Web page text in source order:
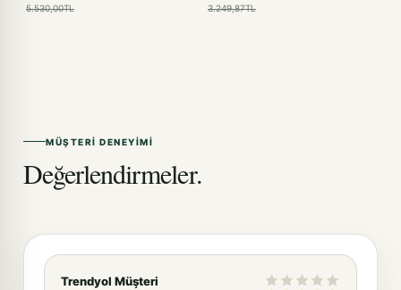
5.530,00TL 3.249,87TL
MÜŞTERI DENEYIMI
Değerlendirmeler.
Trendyol Müşteri